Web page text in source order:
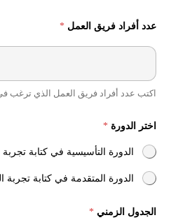
عدد أفراد فريق العمل*
اكتب عدد أفراد فريق العمل الذي ترغب في
اختر الدورة*
الدورة التأسيسية في كتابة
الدورة المتقدمة في كتابة تجربة
Tالجدول الزمني*